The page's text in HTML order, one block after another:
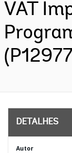
VAT
DETALHES
Autor